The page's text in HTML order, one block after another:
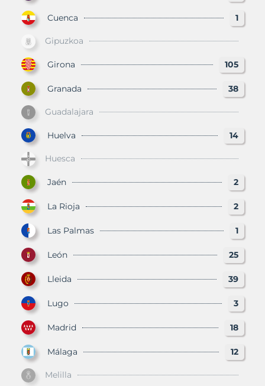
Cuenca 1
Gipuzkoa
Girona 105
Granada 38
Guadalajara
Huelva 14
Huesca
Jaén 2
La Rioja 2
Las Palmas 1
León 25
Lleida 39
Lugo 3
Madrid 18
Málaga 12
Melilla